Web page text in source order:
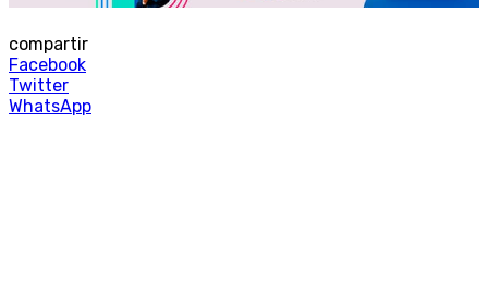
compartir
Facebook
Twitter
WhatsApp